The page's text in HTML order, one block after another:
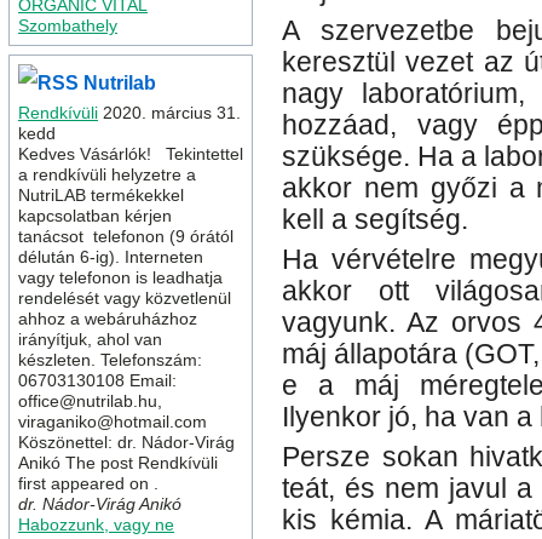
ORGANIC VITAL
Szombathely
Nutrilab
Rendkívüli 2020. március 31.
kedd
Kedves Vásárlók! Tekintettel
a rendkívüli helyzetre a
NutriLAB termékekkel
kapcsolatban kérjen
tanácsot telefonon (9 órától
délután 6-ig). Interneten
vagy telefonon is leadhatja
rendelését vagy közvetlenül
ahhoz a webáruházhoz
irányítjuk, ahol van
készleten. Telefonszám:
06703130108 Email:
office@nutrilab.hu,
viraganiko@hotmail.com
Köszönettel: dr. Nádor-Virág
Anikó The post Rendkívüli
first appeared on .
dr. Nádor-Virág Anikó
Habozzunk, vagy ne
A szervezetbe
keresztül vezet az
nagy
hozzáad, vagy
szüksége. Ha a
akkor nem győzi a
kell a segítség.
Ha vérvételre
akkor ott
vagyunk. Az orvos
máj állapotára
e a máj
Ilyenkor jó, ha van
Persze sokan
teát, és nem javul
kis kémia. A